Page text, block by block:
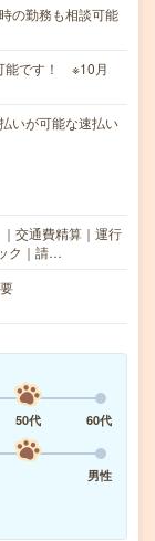
の勤務も相談可能
能です！ ※10月
いが可能な速払い
交通費精算｜運行
ク｜請…
50代
60代
男性